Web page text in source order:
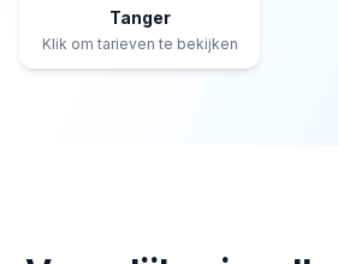
Tanger
Klik om tarieven te bekijken